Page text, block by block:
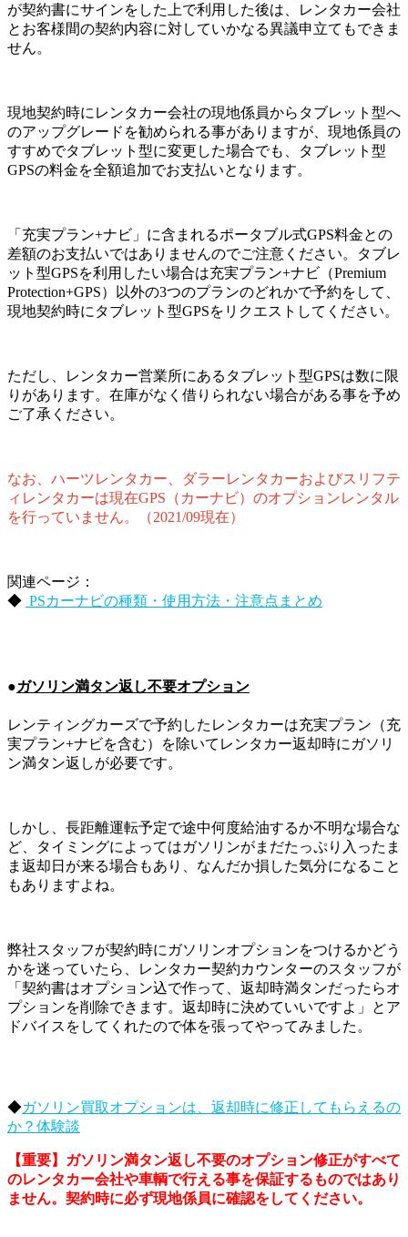
が契約書にサインをした上で利用した後は、レンタカー会社
とお客様間の契約内容に対していかなる異議申立てもできま
せん。
現地契約時にレンタカー会社の現地係員からタブレット型へ
のアップグレードを勧められる事がありますが、現地係員の
すすめでタブレット型に変更した場合でも、タブレット型
GPSの料金を全額追加でお支払いとなります。
「充実プラン+ナビ」に含まれるポータブル式GPS料金との
差額のお支払いではありませんのでご注意ください。タブレ
ット型GPSを利用したい場合は充実プラン+ナビ（Premium
Protection+GPS）以外の3つのプランのどれかで予約をして、
現地契約時にタブレット型GPSをリクエストしてください。
ただし、レンタカー営業所にあるタブレット型GPSは数に限
りがあります。在庫がなく借りられない場合がある事を予め
ご了承ください。
なお、ハーツレンタカー、ダラーレンタカーおよびスリフテ
ィレンタカーは現在GPS（カーナビ）のオプションレンタル
を行っていません。（2021/09現在）
関連ページ：
◆ PSカーナビの種類・使用方法・注意点まとめ
●ガソリン満タン返し不要オプション
レンティングカーズで予約したレンタカーは充実プラン（充
実プラン+ナビを含む）を除いてレンタカー返却時にガソリ
ン満タン返しが必要です。
しかし、長距離運転予定で途中何度給油するか不明な場合な
ど、タイミングによってはガソリンがまだたっぷり入ったま
ま返却日が来る場合もあり、なんだか損した気分になること
もありますよね。
弊社スタッフが契約時にガソリンオプションをつけるかどう
かを迷っていたら、レンタカー契約カウンターのスタッフが
「契約書はオプション込で作って、返却時満タンだったらオ
プションを削除できます。返却時に決めていいですよ」とア
ドバイスをしてくれたので体を張ってやってみました。
◆ガソリン買取オプションは、返却時に修正してもらえるの
か？体験談
【重要】 ガソリン満タン返し不要のオプション修正がすべて
のレンタカー会社や車輌で行える事を保証するものではあり
ません。契約時に必ず現地係員に確認をしてください。